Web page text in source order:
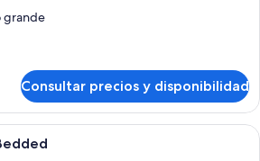
grande
Consultar precios y disponibilidad
Habitación de hotel con un ventanal